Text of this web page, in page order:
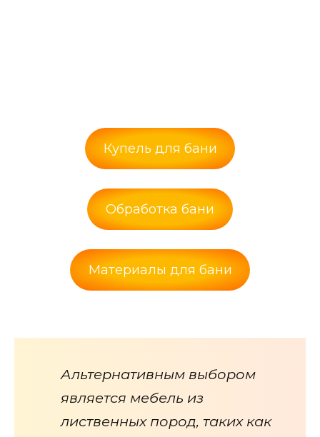
Купель для бани
Обработка бани
Материалы для бани
Альтернативным выбором
является мебель из
лиственных пород, таких как